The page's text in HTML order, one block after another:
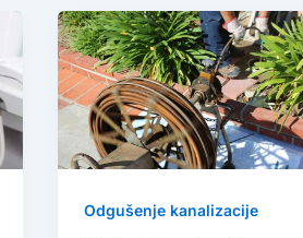
Odgušenje kanalizacije